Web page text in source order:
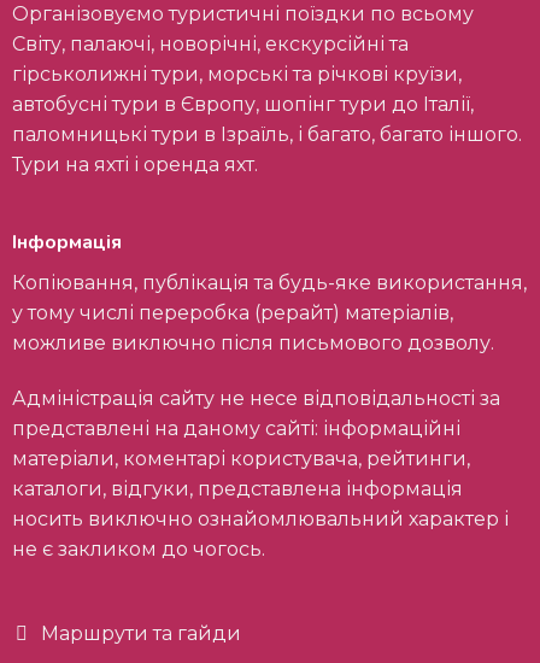
Організовуємо туристичні поїздки по всьому
Світу, палаючі, новорічні, екскурсійні та
гірськолижні тури, морські та річкові круїзи,
автобусні тури в Європу, шопінг тури до Італії,
паломницькі тури в Ізраїль, і багато, багато іншого.
Тури на яхті і оренда яхт.
Інформація
Копіювання, публікація та будь-яке використання,
у тому числі переробка (рерайт) матеріалів,
можливе виключно після письмового дозволу.
Адміністрація сайту не несе відповідальності за
представлені на даному сайті: інформаційні
матеріали, коментарі користувача, рейтинги,
каталоги, відгуки, представлена інформація
носить виключно ознайомлювальний характер і
не є закликом до чогось.
Маршрути та гайди